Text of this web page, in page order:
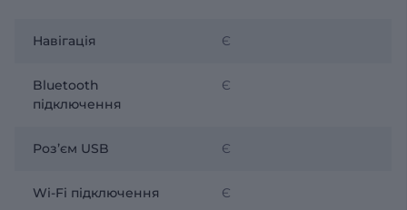
Навігація Є
Bluetooth
підключення
Є
Розʼєм USB Є
Wi-Fi підключення Є